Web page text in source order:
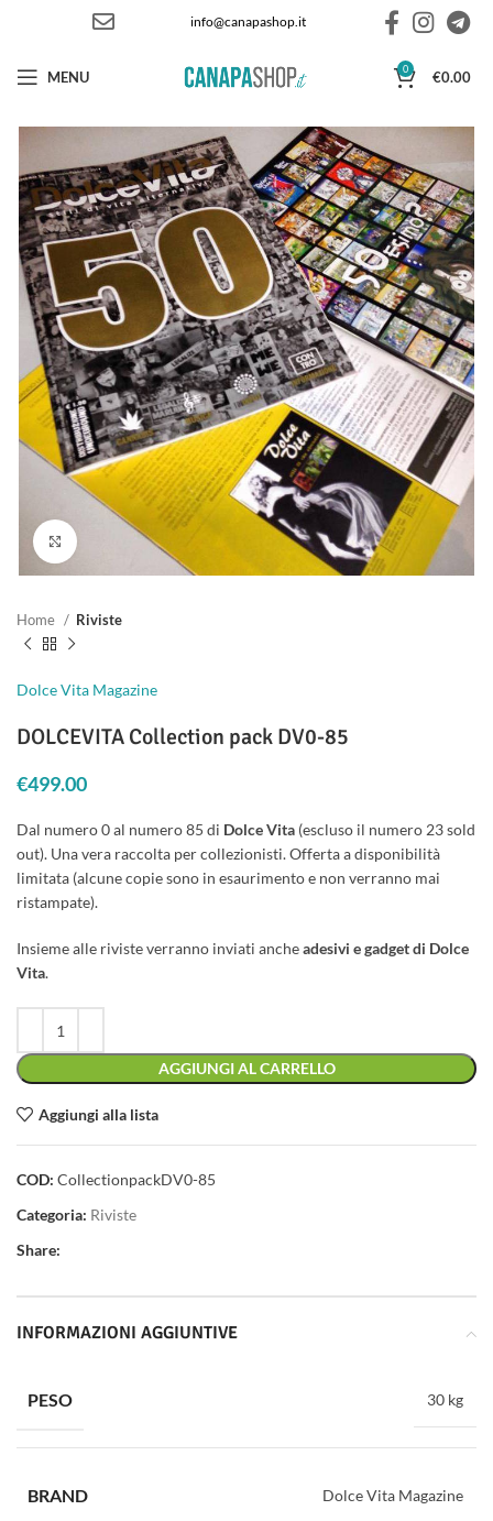
info@canapashop.it
MENU 0 €0.00
Clicca per ingrandire
Home Riviste
Dolce Vita Magazine
DOLCEVITA Collection pack DV0-85
€499.00
Dal numero 0 al numero 85 di Dolce Vita (escluso il numero 23 sold
out). Una vera raccolta per collezionisti. Offerta a disponibilità
limitata (alcune copie sono in esaurimento e non verranno mai
ristampate).
Insieme alle riviste verranno inviati ancheadesivi e gadget di Dolce
Vita.
AGGIUNGI AL CARRELLO
Aggiungi alla lista
COD: CollectionpackDV0-85
Categoria: Riviste
Share:
INFORMAZIONI AGGIUNTIVE
PESO 30 kg
BRAND Dolce Vita Magazine